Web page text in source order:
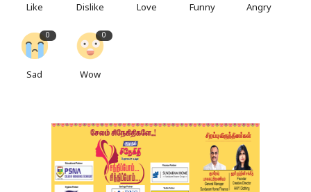
Like Dislike Love Funny Angry
0
Sad
0
Wow